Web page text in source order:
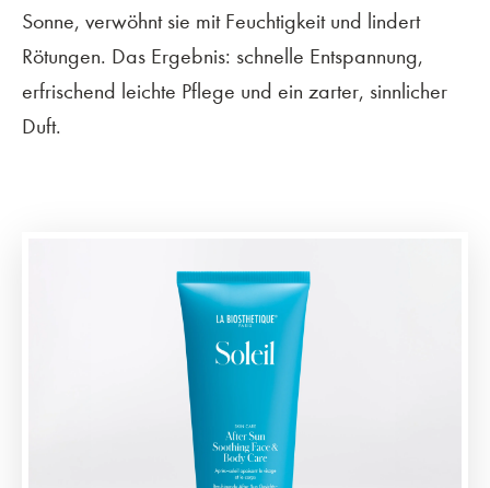
Sonne, verwöhnt sie mit Feuchtigkeit und lindert
Rötungen. Das Ergebnis: schnelle Entspannung,
erfrischend leichte Pflege und ein zarter, sinnlicher
Duft.